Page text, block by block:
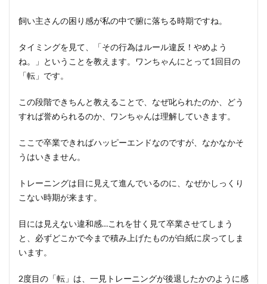
飼い主さんの困り感が私の中で腑に落ちる時期ですね。
タイミングを見て、「その行為はルール違反！やめよう
ね。」ということを教えます。ワンちゃんにとって1回目の
「転」です。
この段階できちんと教えることで、なぜ叱られたのか、どう
すれば誉められるのか、ワンちゃんは理解していきます。
ここで卒業できればハッピーエンドなのですが、なかなかそ
うはいきません。
トレーニングは目に見えて進んでいるのに、なぜかしっくり
こない時期が来ます。
目には見えない違和感…これを甘く見て卒業させてしまう
と、必ずどこかで今まで積み上げたものが白紙に戻ってしま
います。
2度目の「転」は、一見トレーニングが後退したかのように感